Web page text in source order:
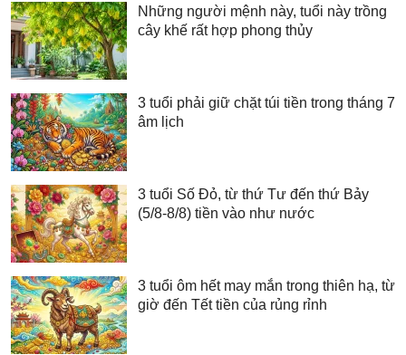
Những người mệnh này, tuổi này trồng
cây khế rất hợp phong thủy
3 tuổi phải giữ chặt túi tiền trong tháng 7
âm lịch
3 tuổi Số Đỏ, từ thứ Tư đến thứ Bảy
(5/8-8/8) tiền vào như nước
3 tuổi ôm hết may mắn trong thiên hạ, từ
giờ đến Tết tiền của rủng rỉnh